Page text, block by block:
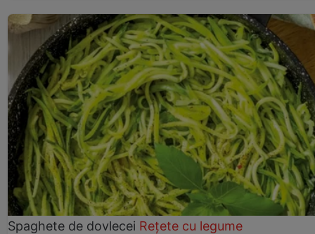
Spaghete de dovlecei Rețete cu legume